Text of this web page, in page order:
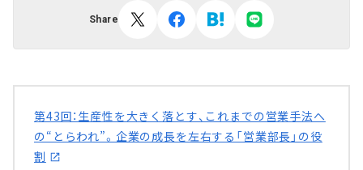
Share
第43回：生産性を大きく落とす、これまでの営業手法へ
の“とらわれ”。企業の成長を左右する「営業部長」の役
割